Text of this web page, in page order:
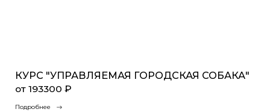
КУРС "УПРАВЛЯЕМАЯ ГОРОДСКАЯ СОБАКА"
от 193300 ₽
Подробнее